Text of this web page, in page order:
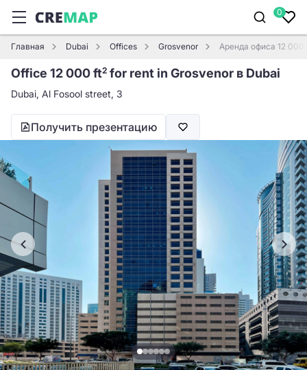
0
Главная Dubai Offices Grosvenor Аренда офиса 12 000
Office 12 000 ft2 for rent in Grosvenor в Dubai
Dubai, Al Fosool street, 3
Получить презентацию